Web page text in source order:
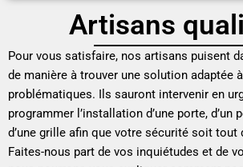
Artisans
Pour vous satisfaire, nos artisans puisent
de manière à trouver une solution adaptée
problématiques. Ils sauront intervenir en
programmer l’installation d’une porte, d’un
d’une grille afin que votre sécurité soit tout
Faites-nous part de vos inquiétudes et de